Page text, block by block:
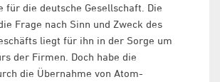
für die deutsche Gesellschaft. Die
Frage nach Sinn und Zweck des
liegt für ihn in der Sorge um
der Firmen. Doch habe die
die Übernahme von Atom-